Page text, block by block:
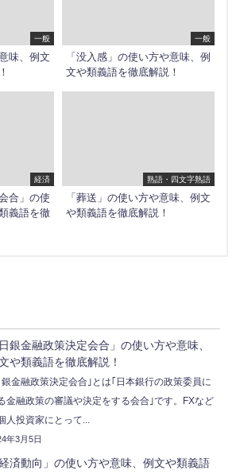
一般
味、例文
一般
「没入感」の使い方や意味、例
文や類義語を徹底解説！
経済
合」の使
義語を徹
熟語・四文字熟語
「葬送」の使い方や意味、例文
や類義語を徹底解説！
日銀金融政策決定会合」の使い方や意味、
や類義語を徹底解説！
銀金融政策決定会合｣とは｢日本銀行の政策委員に
金融政策の審議や決定をする会合｣です。FXなど
人投資家にとって...
年3月5日
経済動向」の使い方や意味、例文や類義語